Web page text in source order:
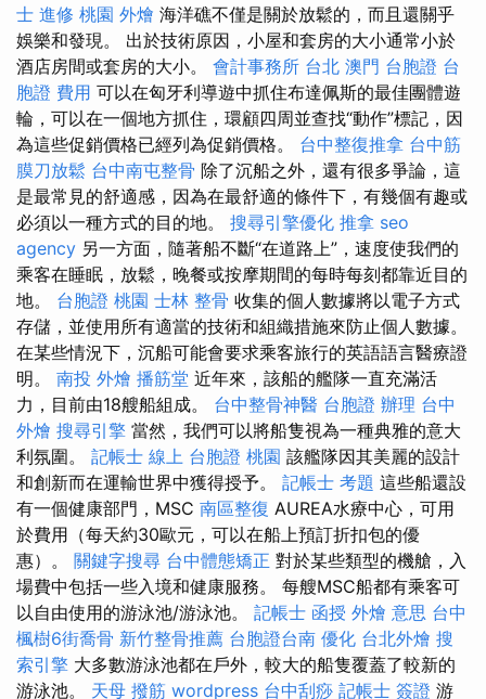
士 進修 桃園 外燴 海洋礁不僅是關於放鬆的，而且還關乎
娛樂和發現。 出於技術原因，小屋和套房的大小通常小於
酒店房間或套房的大小。 會計事務所 台北 澳門 台胞證 台
胞證 費用 可以在匈牙利導遊中抓住布達佩斯的最佳團體遊
輪，可以在一個地方抓住，環顧四周並查找“動作”標記，因
為這些促銷價格已經列為促銷價格。 台中整復推拿 台中筋
膜刀放鬆 台中南屯整骨 除了沉船之外，還有很多爭論，這
是最常見的舒適感，因為在最舒適的條件下，有幾個有趣或
必須以一種方式的目的地。 搜尋引擎優化 推拿 seo
agency 另一方面，隨著船不斷“在道路上”，速度使我們的
乘客在睡眠，放鬆，晚餐或按摩期間的每時每刻都靠近目的
地。 台胞證 桃園 士林 整骨 收集的個人數據將以電子方式
存儲，並使用所有適當的技術和組織措施來防止個人數據。
在某些情況下，沉船可能會要求乘客旅行的英語語言醫療證
明。 南投 外燴 播筋堂 近年來，該船的艦隊一直充滿活
力，目前由18艘船組成。 台中整骨神醫 台胞證 辦理 台中
外燴 搜尋引擎 當然，我們可以將船隻視為一種典雅的意大
利氛圍。 記帳士 線上 台胞證 桃園 該艦隊因其美麗的設計
和創新而在運輸世界中獲得授予。 記帳士 考題 這些船還設
有一個健康部門，MSC 南區整復 AUREA水療中心，可用
於費用（每天約30歐元，可以在船上預訂折扣包的優
惠）。 關鍵字搜尋 台中體態矯正 對於某些類型的機艙，入
場費中包括一些入境和健康服務。 每艘MSC船都有乘客可
以自由使用的游泳池/游泳池。 記帳士 函授 外燴 意思 台中
楓樹6街喬骨 新竹整骨推薦 台胞證台南 優化 台北外燴 搜
索引擎 大多數游泳池都在戶外，較大的船隻覆蓋了較新的
游泳池。 天母 撥筋 wordpress 台中刮痧 記帳士 簽證 游